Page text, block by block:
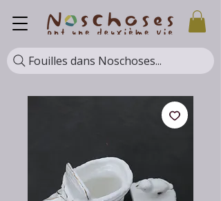
Fouilles dans Noschoses...